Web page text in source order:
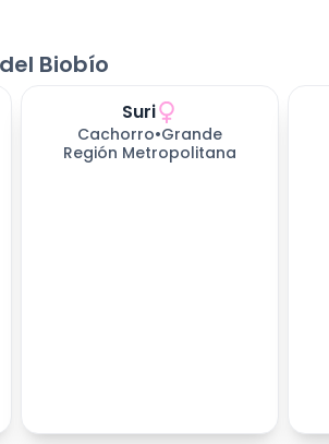
Biobío
Suri
Cachorro•Grande
Región Metropolitana